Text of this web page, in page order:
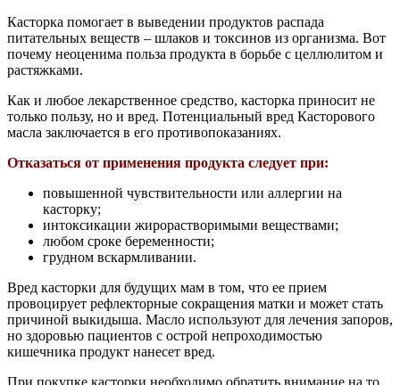
Касторка помогает в выведении продуктов распада
питательных веществ – шлаков и токсинов из организма. Вот
почему неоценима польза продукта в борьбе с целлюлитом и
растяжками.
Как и любое лекарственное средство, касторка приносит не
только пользу, но и вред. Потенциальный вред Касторового
масла заключается в его противопоказаниях.
Отказаться от применения продукта следует при:
повышенной чувствительности или аллергии на
касторку;
интоксикации жирорастворимыми веществами;
любом сроке беременности;
грудном вскармливании.
Вред касторки для будущих мам в том, что ее прием
провоцирует рефлекторные сокращения матки и может стать
причиной выкидыша. Масло используют для лечения запоров,
но здоровью пациентов с острой непроходимостью
кишечника продукт нанесет вред.
При покупке касторки необходимо обратить внимание на то,